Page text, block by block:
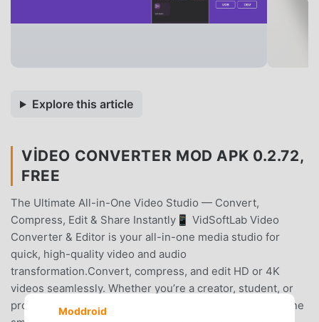
Explore this article
VIDEO CONVERTER MOD APK 0.2.72,
FREE
The Ultimate All-in-One Video Studio — Convert,
Compress, Edit & Share Instantly📱 VidSoftLab Video
Converter & Editor is your all-in-one media studio for
quick, high-quality video and audio
transformation.Convert, compress, and edit HD or 4K
videos seamlessly. Whether you’re a creator, student, or
professional, VidSoftLab delivers fast, reliable tools in one
Moddroid